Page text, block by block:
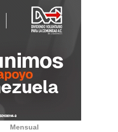
Mensual